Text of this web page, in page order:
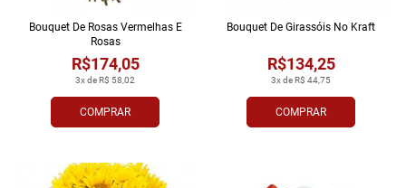
COMPRAR
3x de R$ 58,02
R$174,05
Bouquet De Rosas Vermelhas E
Rosas
COMPRAR
3x de R$ 44,75
R$134,25
Bouquet De Girassóis No Kraft